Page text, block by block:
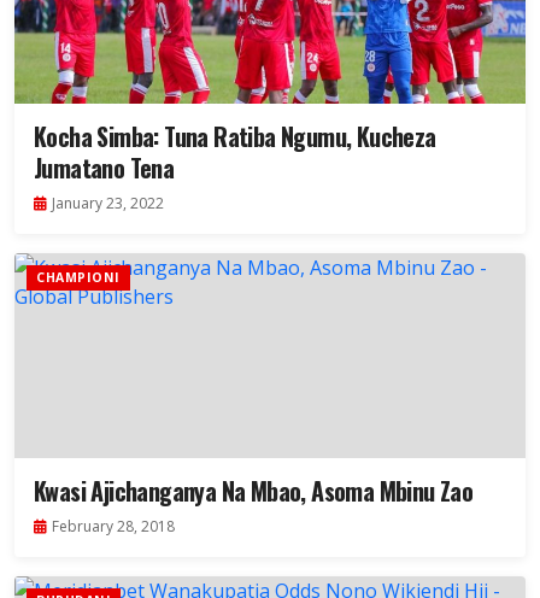
Kocha Simba: Tuna Ratiba Ngumu, Kucheza
Jumatano Tena
January 23, 2022
CHAMPIONI
Kwasi Ajichanganya Na Mbao, Asoma Mbinu Zao
February 28, 2018